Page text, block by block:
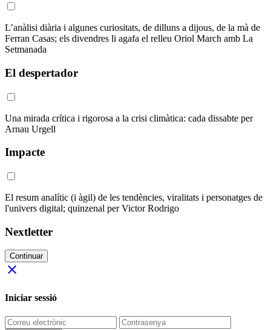
L’anàlisi diària i algunes curiositats, de dilluns a dijous, de la mà de
Ferran Casas; els divendres li agafa el relleu Oriol March amb La
Setmanada
El despertador
Una mirada crítica i rigorosa a la crisi climàtica: cada dissabte per
Arnau Urgell
Impacte
El resum analític (i àgil) de les tendències, viralitats i personatges de
l'univers digital; quinzenal per Victor Rodrigo
Nextletter
Continuar
close
Iniciar sessió